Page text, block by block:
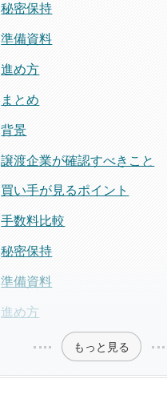
秘密保持
準備資料
進め方
まとめ
背景
譲渡企業が確認すべきこと
買い手が見るポイント
手数料比較
秘密保持
準備資料
進め方
もっと見る